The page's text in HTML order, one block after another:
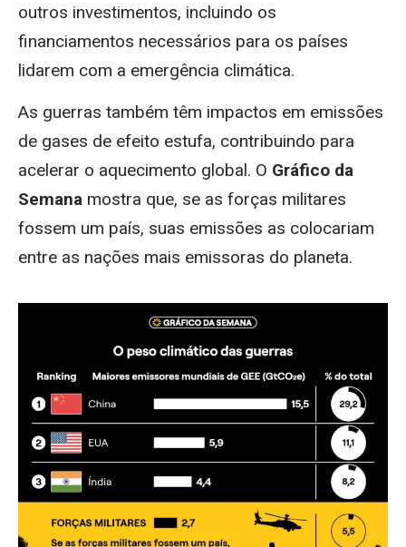
outros investimentos, incluindo os
financiamentos necessários para os países
lidarem com a emergência climática.
As guerras também têm impactos em emissões
de gases de efeito estufa, contribuindo para
acelerar o aquecimento global. O Gráfico da
Semana mostra que, se as forças militares
fossem um país, suas emissões as colocariam
entre as nações mais emissoras do planeta.